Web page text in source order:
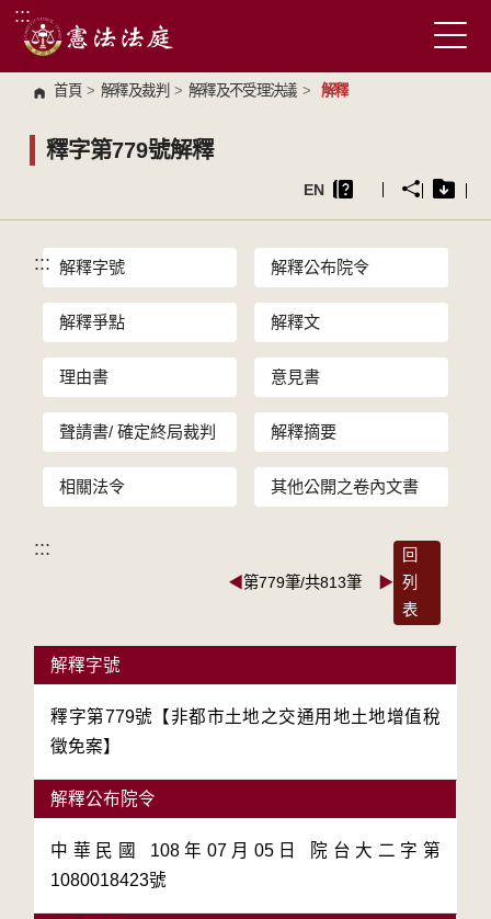
跳到主要內容區塊
:::
首頁 > 解釋及裁判 > 解釋及不受理決議 > 解釋
釋字第779號解釋
EN
::: 解釋字號 解釋公布院令
解釋爭點 解釋文
理由書 意見書
聲請書/ 確定終局裁判 解釋摘要
相關法令 其他公開之卷內文書
:::
◀第779筆/共813筆 ▶
回
列
表
解釋字號
釋字第779號【非都市土地之交通用地土地增值稅
徵免案】
解釋公布院令
中華民國 108年07月05日 院台大二字第
1080018423號